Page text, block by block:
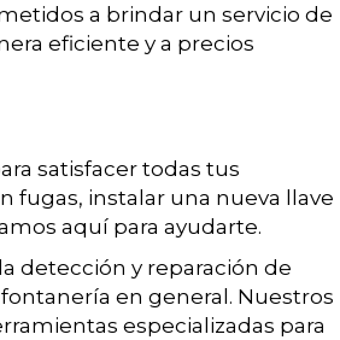
a brindar un servicio de
eficiente y a precios
satisfacer todas tus
fugas, instalar una nueva llave
aquí para ayudarte.
detección y reparación de
en general. Nuestros
especializadas para